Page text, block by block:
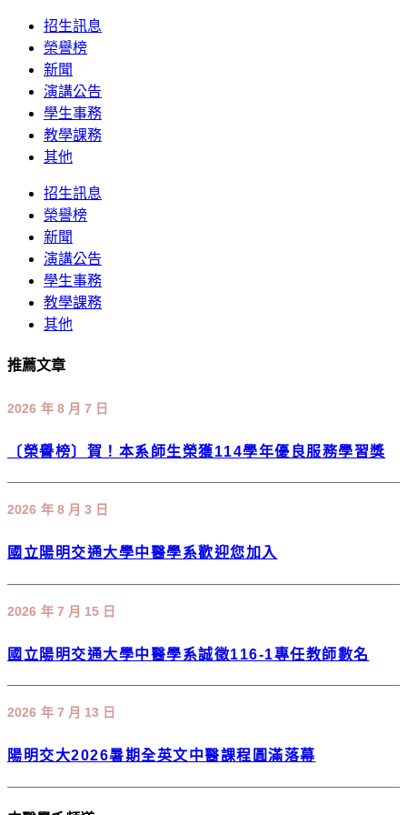
招生訊息
榮譽榜
新聞
演講公告
學生事務
教學課務
其他
招生訊息
榮譽榜
新聞
演講公告
學生事務
教學課務
其他
推薦文章
2026 年 8 月 7 日
〔榮譽榜〕賀！本系師生榮獲114學年優良服務學習獎
2026 年 8 月 3 日
國立陽明交通大學中醫學系歡迎您加入
2026 年 7 月 15 日
國立陽明交通大學中醫學系誠徵116-1專任教師數名
2026 年 7 月 13 日
陽明交大2026暑期全英文中醫課程圓滿落幕